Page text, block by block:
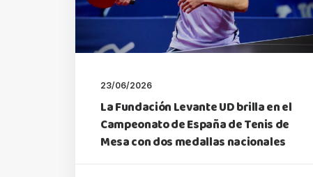
23/06/2026
La Fundación Levante UD brilla en el
Campeonato de España de Tenis de
Mesa con dos medallas nacionales